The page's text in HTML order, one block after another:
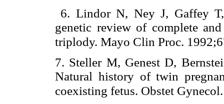
6. Lindor N, Ney J, Gaffey
genetic review of complete
triplody. Mayo Clin Proc.
7. Steller M, Genest D,
Natural history of twin
coexisting fetus. Obstet